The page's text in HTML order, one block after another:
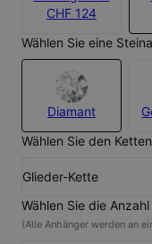
CHF 124
Wählen Sie eine
Diamant
Wählen Sie den
Glieder-Kette
Wählen Sie die
(Alle Anhänger werden an